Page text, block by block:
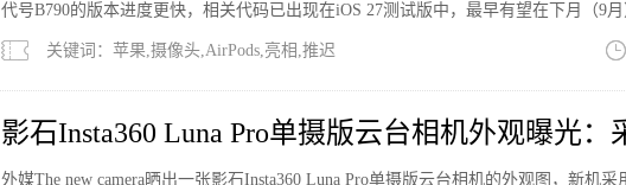
代号B790的版本进度更快，相关代码已出现在iOS 27测试版中，最早有望在下月（9月
亮相。
关键词：苹果,摄像头,AirPods,亮相,推迟
影石Insta360 Luna Pro单摄版云台相机外观曝光：
外媒The new camera晒出一张影石Insta360 Luna Pro单摄版云台相机的外观图，新机